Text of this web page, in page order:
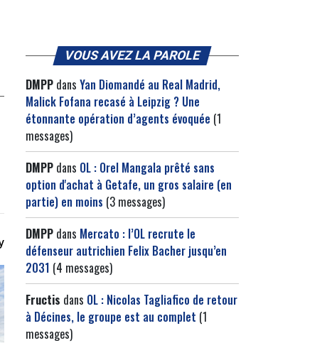
VOUS AVEZ LA PAROLE
DMPP dans Yan Diomandé au Real Madrid,
Malick Fofana recasé à Leipzig ? Une
étonnante opération d’agents évoquée (1
messages)
DMPP dans OL : Orel Mangala prêté sans
option d'achat à Getafe, un gros salaire (en
partie) en moins (3 messages)
DMPP dans Mercato : l’OL recrute le
défenseur autrichien Felix Bacher jusqu’en
2031 (4 messages)
Fructis dans OL : Nicolas Tagliafico de retour
à Décines, le groupe est au complet (1
messages)